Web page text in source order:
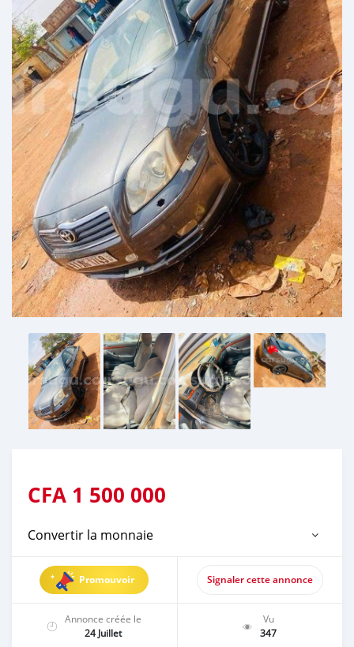
CFA 1 500 000
Convertir la monnaie
Promouvoir Signaler cette annonce
Annonce créée le
24 Juillet
Vu
347